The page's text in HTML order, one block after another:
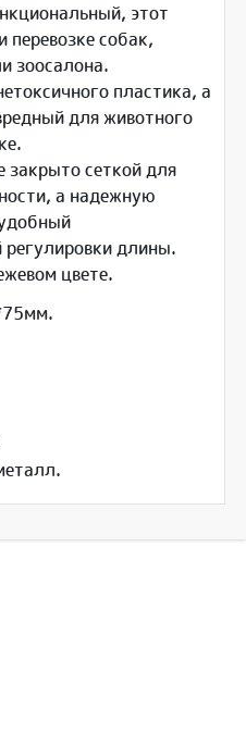
этот
перевозке собак,
зоосалона.
пластика, а
для животного
закрыто сеткой для
а надежную
длины.
цвете.